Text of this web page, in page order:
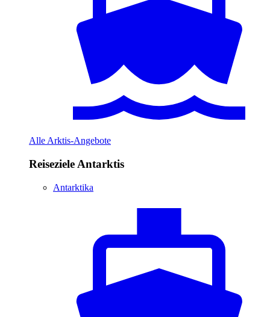
Alle Arktis-Angebote
Reiseziele Antarktis
Antarktika